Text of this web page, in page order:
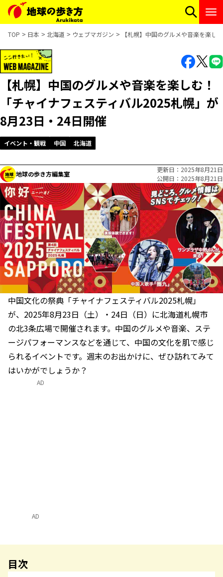
TOP 日本 北海道 ウェブマガジン 【札幌】中国のグルメや音楽を楽
【札幌】中国のグルメや音楽を楽しむ！
「チャイナフェスティバル2025札幌」が
8月23日・24日開催
イベント・観戦 中国 北海道
地球の歩き方編集室
更新日
2025年8月21日
公開日
2025年8月21日
中国文化の祭典「チャイナフェスティバル2025札幌」
が、2025年8月23日（土）・24日（日）に北海道札幌市
の北3条広場で開催されます。中国のグルメや音楽、ステ
ージパフォーマンスなどを通じて、中国の文化を肌で感じ
られるイベントです。週末のお出かけに、ぜひ訪れてみて
はいかがでしょうか？
AD
目次
AD